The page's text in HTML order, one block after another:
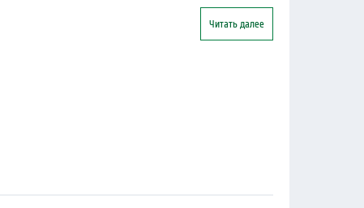
Читать далее